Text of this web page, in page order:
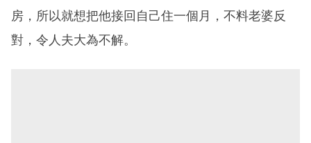
房，所以就想把他接回自己住一個月，不料老婆反
對，令人夫大為不解。